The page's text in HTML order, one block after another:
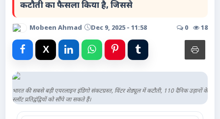
धर्म और अध्यात्म
Advertise with Us
Events
Gallery
Videos
कटौती का फैसला किया है, जिससे
Mobeen Ahmad Dec 9, 2025 - 11:58 0 18
भारत की सबसे बड़ी एयरलाइन इंडिगो संकटग्रस्त, विंटर शेड्यूल में कटौती, 110 दैनिक उड़ानों के
स्लॉट प्रतिद्वंद्वियों को सौंपे जा सकते हैं।